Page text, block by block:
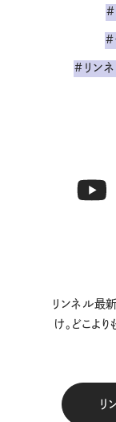
#
#
#リン
リンネル最
け。どこよ
リ